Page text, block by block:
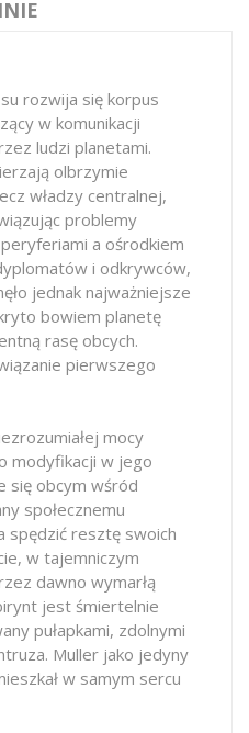
rozwija się korpus
w komunikacji
ludzi planetami.
olbrzymie
władzy centralnej,
problemy
a ośrodkiem
i odkrywców,
jednak najważniejsze
bowiem planetę
rasę obcych.
pierwszego
mocy
modyfikacji w jego
się obcym wśród
społecznemu
spędzić resztę swoich
w tajemniczym
dawno wymarłą
jest śmiertelnie
pułapkami, zdolnymi
Muller jako jedyny
w samym sercu